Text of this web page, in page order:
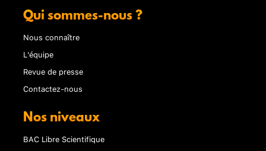
Qui sommes-nous ?
Nous connaître
L'équipe
Revue de presse
Contactez-nous
Nos niveaux
BAC Libre Scientifique